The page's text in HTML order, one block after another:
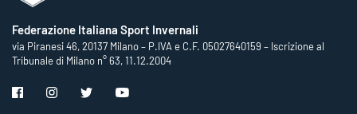
Federazione Italiana Sport Invernali
via Piranesi 46, 20137 Milano – P.IVA e C.F. 05027640159 – Iscrizione al
Tribunale di Milano n° 63, 11.12.2004